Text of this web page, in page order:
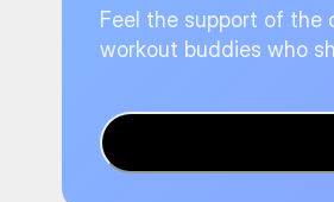
Feel the support of the
workout buddies who